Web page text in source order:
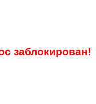
заблокирован!